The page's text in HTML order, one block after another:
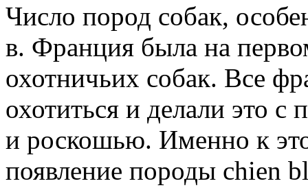
Число пород собак,
в. Франция была на
охотничьих собак. Все
охотиться и делали это с
и роскошью. Именно к
появление породы chien